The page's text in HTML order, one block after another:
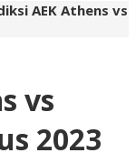
AEK Athens vs
vs
2023